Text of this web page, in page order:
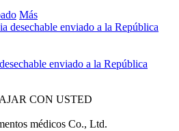
Más
enviado a la República
CON USTED